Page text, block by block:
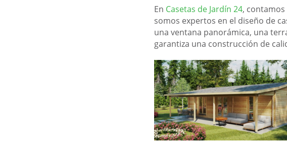
En Casetas de Jardín 24,
somos expertos en el diseño de
una ventana panorámica, una
garantiza una construcción de